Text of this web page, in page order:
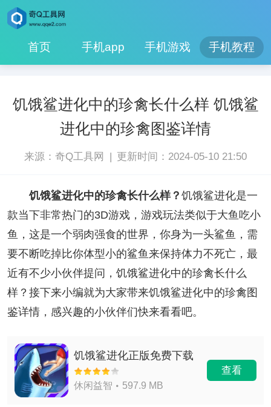
首页 手机app 手机游戏 手机教程
饥饿鲨进化中的珍禽长什么样 饥饿鲨
进化中的珍禽图鉴详情
来源：奇Q工具网 | 更新时间：2024-05-10 21:50
饥饿鲨进化中的珍禽长什么样？ 饥饿鲨进化是一
款当下非常热门的3D游戏，游戏玩法类似于大鱼吃小
鱼，这是一个弱肉强食的世界，你身为一头鲨鱼，需
要不断吃掉比你体型小的鲨鱼来保持体力不死亡，最
近有不少小伙伴提问，饥饿鲨进化中的珍禽长什么
样？接下来小编就为大家带来饥饿鲨进化中的珍禽图
鉴详情，感兴趣的小伙伴们快来看看吧。
饥饿鲨进化正版免费下载
休闲益智 597.9 MB
查看